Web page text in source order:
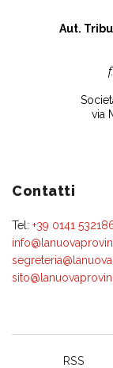
Aut.
via
Contatti
Tel: +39 0141
RSS